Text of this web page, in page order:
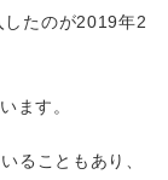
たのが2019年2
ます。
ることもあり、